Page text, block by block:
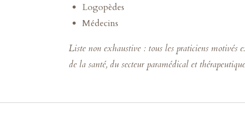
Logopèdes
Médecins
Liste non exhaustive : tous les praticiens motivés
de la santé, du secteur paramédical et thérapeutique